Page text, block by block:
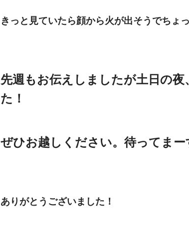
きっと見ていたら顔から火が出そうでちょっ
先週もお伝えしましたが土日の夜
た！
ぜひお越しください。待ってまー
ありがとうございました！